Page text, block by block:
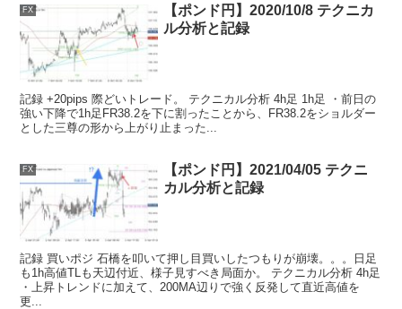
FX
【ポンド円】2020/10/8 テクニカ
ル分析と記録
記録 +20pips 際どいトレード。 テクニカル分析 4h足 1h足 ・前日の
強い下降で1h足FR38.2を下に割ったことから、FR38.2をショルダー
とした三尊の形から上がり止まった...
FX
【ポンド円】2021/04/05 テクニ
カル分析と記録
記録 買いポジ 石橋を叩いて押し目買いしたつもりが崩壊。。。日足
も1h高値TLも天辺付近、様子見すべき局面か。 テクニカル分析 4h足
・上昇トレンドに加えて、200MA辺りで強く反発して直近高値を
更...